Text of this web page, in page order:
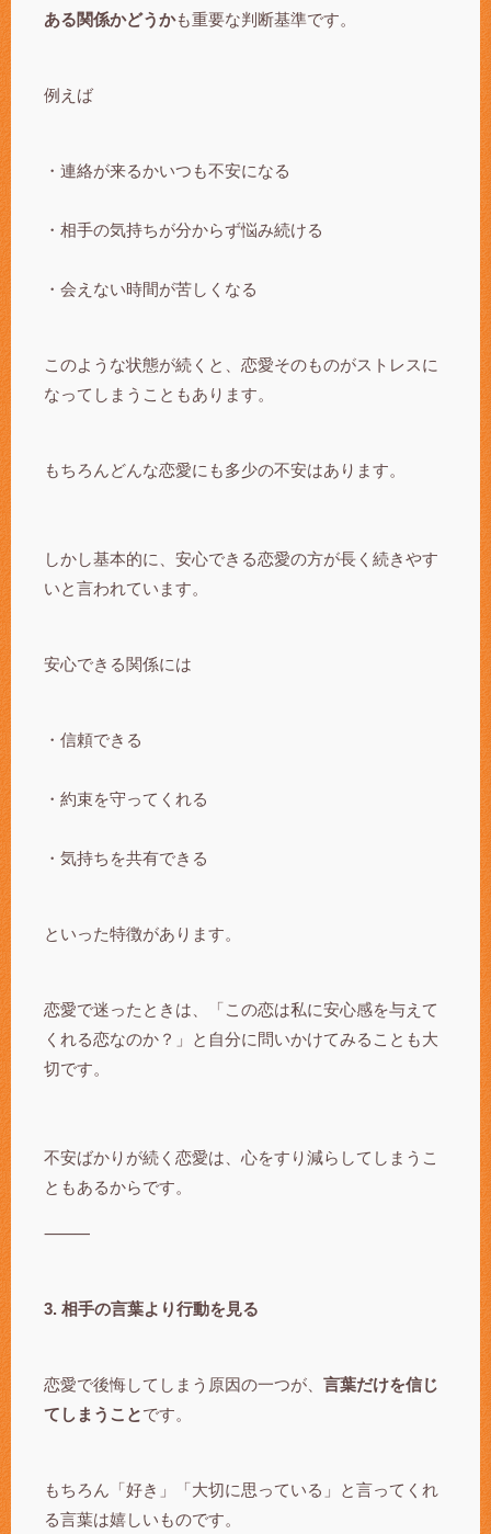
ある関係かどうかも重要な判断基準です。
例えば
・連絡が来るかいつも不安になる
・相手の気持ちが分からず悩み続ける
・会えない時間が苦しくなる
このような状態が続くと、恋愛そのものがストレスに
なってしまうこともあります。
もちろんどんな恋愛にも多少の不安はあります。
しかし基本的に、安心できる恋愛の方が長く続きやす
いと言われています。
安心できる関係には
・信頼できる
・約束を守ってくれる
・気持ちを共有できる
といった特徴があります。
恋愛で迷ったときは、「この恋は私に安心感を与えて
くれる恋なのか？」と自分に問いかけてみることも大
切です。
不安ばかりが続く恋愛は、心をすり減らしてしまうこ
ともあるからです。
⸻
3. 相手の言葉より行動を見る
恋愛で後悔してしまう原因の一つが、 言葉だけを信じ
てしまうことです。
もちろん「好き」「大切に思っている」と言ってくれ
る言葉は嬉しいものです。